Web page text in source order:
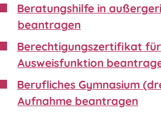
Beratungshilfe in
beantragen
Berechtigungszertifikat
Ausweisfunktion
Berufliches Gymnasium
Aufnahme beantragen